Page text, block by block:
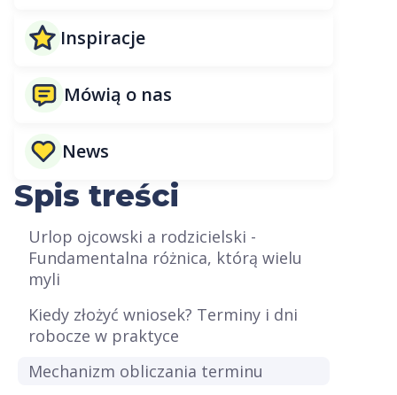
Inspiracje
Mówią o nas
News
Spis treści
Urlop ojcowski a rodzicielski -
Fundamentalna różnica, którą wielu
myli
Kiedy złożyć wniosek? Terminy i dni
robocze w praktyce
Mechanizm obliczania terminu